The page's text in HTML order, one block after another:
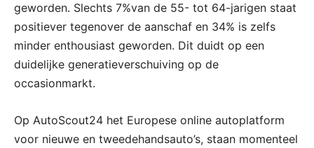
geworden. Slechts 7%van de 55- tot 64-jarigen staat
positiever tegenover de aanschaf en 34% is zelfs
minder enthousiast geworden. Dit duidt op een
duidelijke generatieverschuiving op de
occasionmarkt.
Op AutoScout24 het Europese online autoplatform
voor nieuwe en tweedehandsauto’s, staan momenteel